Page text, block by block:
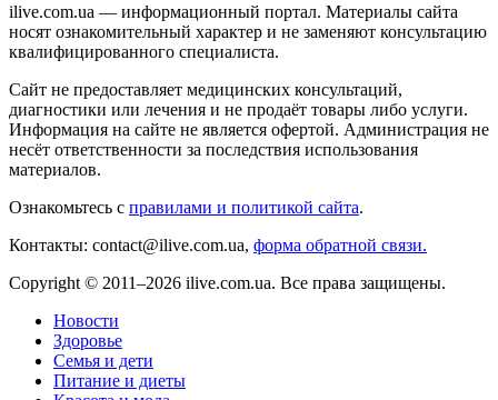
ilive.com.ua — информационный портал. Материалы сайта
носят ознакомительный характер и не заменяют консультацию
квалифицированного специалиста.
Сайт не предоставляет медицинских консультаций,
диагностики или лечения и не продаёт товары либо услуги.
Информация на сайте не является офертой. Администрация не
несёт ответственности за последствия использования
материалов.
Ознакомьтесь с правилами и политикой сайта.
Контакты: contact@ilive.com.ua, форма обратной связи.
Copyright © 2011–2026 ilive.com.ua. Все права защищены.
Новости
Здоровье
Семья и дети
Питание и диеты